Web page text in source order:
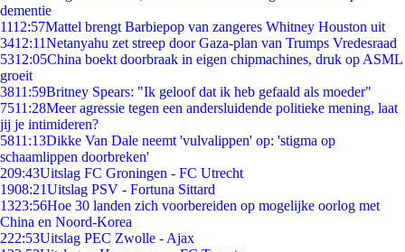
dementie
1112:57Mattel brengt Barbiepop van zangeres Whitney Houston uit
3412:11Netanyahu zet streep door Gaza-plan van Trumps Vredesraad
5312:05China boekt doorbraak in eigen chipmachines, druk op ASML
groeit
3811:59Britney Spears: "Ik geloof dat ik heb gefaald als moeder"
7511:28Meer agressie tegen een andersluidende politieke mening, laat
jij je intimideren?
5811:13Dikke Van Dale neemt 'vulvalippen' op: 'stigma op
schaamlippen doorbreken'
209:43Uitslag FC Groningen - FC Utrecht
1908:21Uitslag PSV - Fortuna Sittard
1323:56Hoe 30 landen zich voorbereiden op mogelijke oorlog met
China en Noord-Korea
222:53Uitslag PEC Zwolle - Ajax